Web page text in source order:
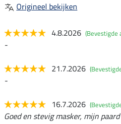
Origineel bekijken
4.8.2026 (Bevestigde
-
21.7.2026
-
16.7.2026
Goed en stevig masker, mijn